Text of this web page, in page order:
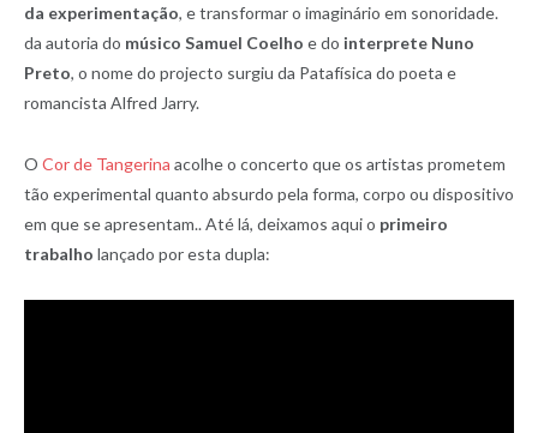
da experimentação, e transformar o imaginário em sonoridade.
da autoria do músico Samuel Coelho e do interprete Nuno
Preto, o nome do projecto surgiu da Patafísica do poeta e
romancista Alfred Jarry.
O Cor de Tangerina acolhe o concerto que os artistas prometem
tão experimental quanto absurdo pela forma, corpo ou dispositivo
em que se apresentam.. Até lá, deixamos aqui o primeiro
trabalho lançado por esta dupla: